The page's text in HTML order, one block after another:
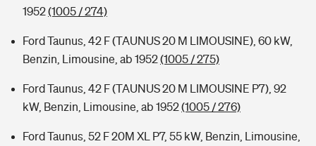
1952(1005 / 274)
Ford Taunus, 42 F (TAUNUS 20 M LIMOUSINE), 60 kW,
Benzin, Limousine, ab 1952(1005 / 275)
Ford Taunus, 42 F (TAUNUS 20 M LIMOUSINE P7), 92
kW, Benzin, Limousine, ab 1952(1005 / 276)
Ford Taunus, 52 F 20M XL P7, 55 kW, Benzin, Limousine,